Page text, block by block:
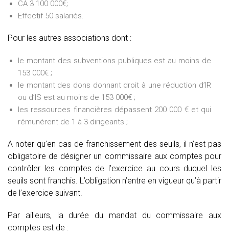
CA 3 100 000€;
Effectif 50 salariés.
Pour les autres associations dont :
le montant des subventions publiques est au moins de
153 000€ ;
le montant des dons donnant droit à une réduction d’IR
ou d’IS est au moins de 153 000€ ;
les ressources financières dépassent 200 000 € et qui
rémunèrent de 1 à 3 dirigeants ;
A noter qu’en cas de franchissement des seuils, il n’est pas
obligatoire de désigner un commissaire aux comptes pour
contrôler les comptes de l’exercice au cours duquel les
seuils sont franchis. L’obligation n’entre en vigueur qu’à partir
de l’exercice suivant.
Par ailleurs, la durée du mandat du commissaire aux
comptes est de :